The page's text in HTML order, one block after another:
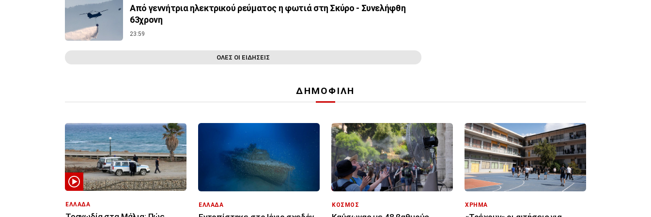
Από γεννήτρια ηλεκτρικού ρεύματος η φωτιά στη Σκύρο - Συνελήφθη
63χρονη
23:59
ΟΛΕΣ ΟΙ ΕΙΔΗΣΕΙΣ
ΔΗΜΟΦΙΛΗ
ΕΛΛΑΔΑ ΕΛΛΑΔΑ ΚΟΣΜΟΣ ΧΡΗΜΑ